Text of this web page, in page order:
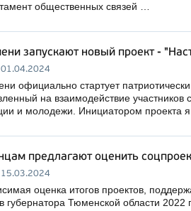
общественных связей …
запускают новый проект -
01.04.2024
официально стартует
на взаимодействие участников
и молодежи. Инициатором проекта
предлагают оценить
15.03.2024
оценка итогов проектов,
губернатора Тюменской области 2022